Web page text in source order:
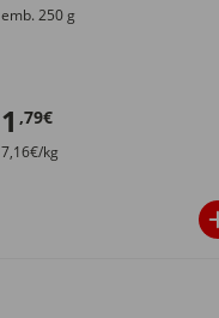
emb. 250 g
1 ,79€
7,16€/kg